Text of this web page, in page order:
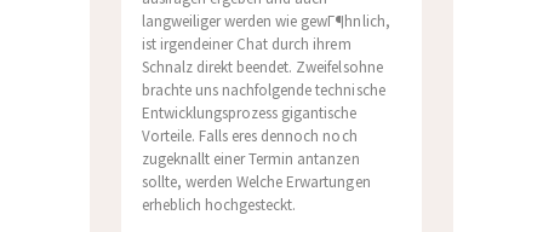
langweiliger werden wie gewГ¶hnlich,
ist irgendeiner Chat durch ihrem
Schnalz direkt beendet. Zweifelsohne
brachte uns nachfolgende technische
Entwicklungsprozess gigantische
Vorteile. Falls eres dennoch noch
zugeknallt einer Termin antanzen
sollte, werden Welche Erwartungen
erheblich hochgesteckt.